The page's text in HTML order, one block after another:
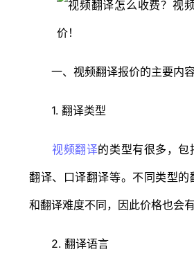
一、视频翻译报价的主要内
1. 翻译类型
视频翻译的类型有很多，
翻译、口译翻译等。不同类型的
和翻译难度不同，因此价格也会有
2. 翻译语言